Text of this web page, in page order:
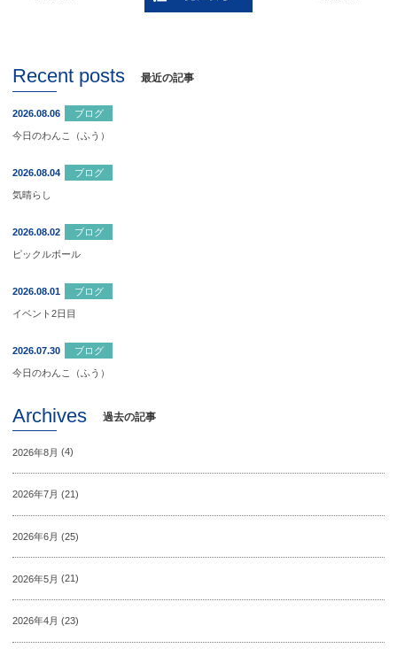
Recent posts 最近の記事
2026.08.06 ブログ
今日のわんこ（ふう）
2026.08.04 ブログ
気晴らし
2026.08.02 ブログ
ピックルボール
2026.08.01 ブログ
イベント2日目
2026.07.30 ブログ
今日のわんこ（ふう）
Archives 過去の記事
2026年8月 (4)
2026年7月 (21)
2026年6月 (25)
2026年5月 (21)
2026年4月 (23)